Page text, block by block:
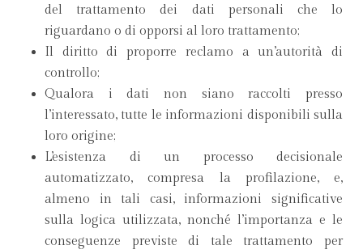
del trattamento dei dati personali che lo
riguardano o di opporsi al loro trattamento;
Il diritto di proporre reclamo a un’autorità di
controllo;
Qualora i dati non siano raccolti presso
l’interessato, tutte le informazioni disponibili sulla
loro origine;
L’esistenza di un processo decisionale
automatizzato, compresa la profilazione, e,
almeno in tali casi, informazioni significative
sulla logica utilizzata, nonché l’importanza e le
conseguenze previste di tale trattamento per